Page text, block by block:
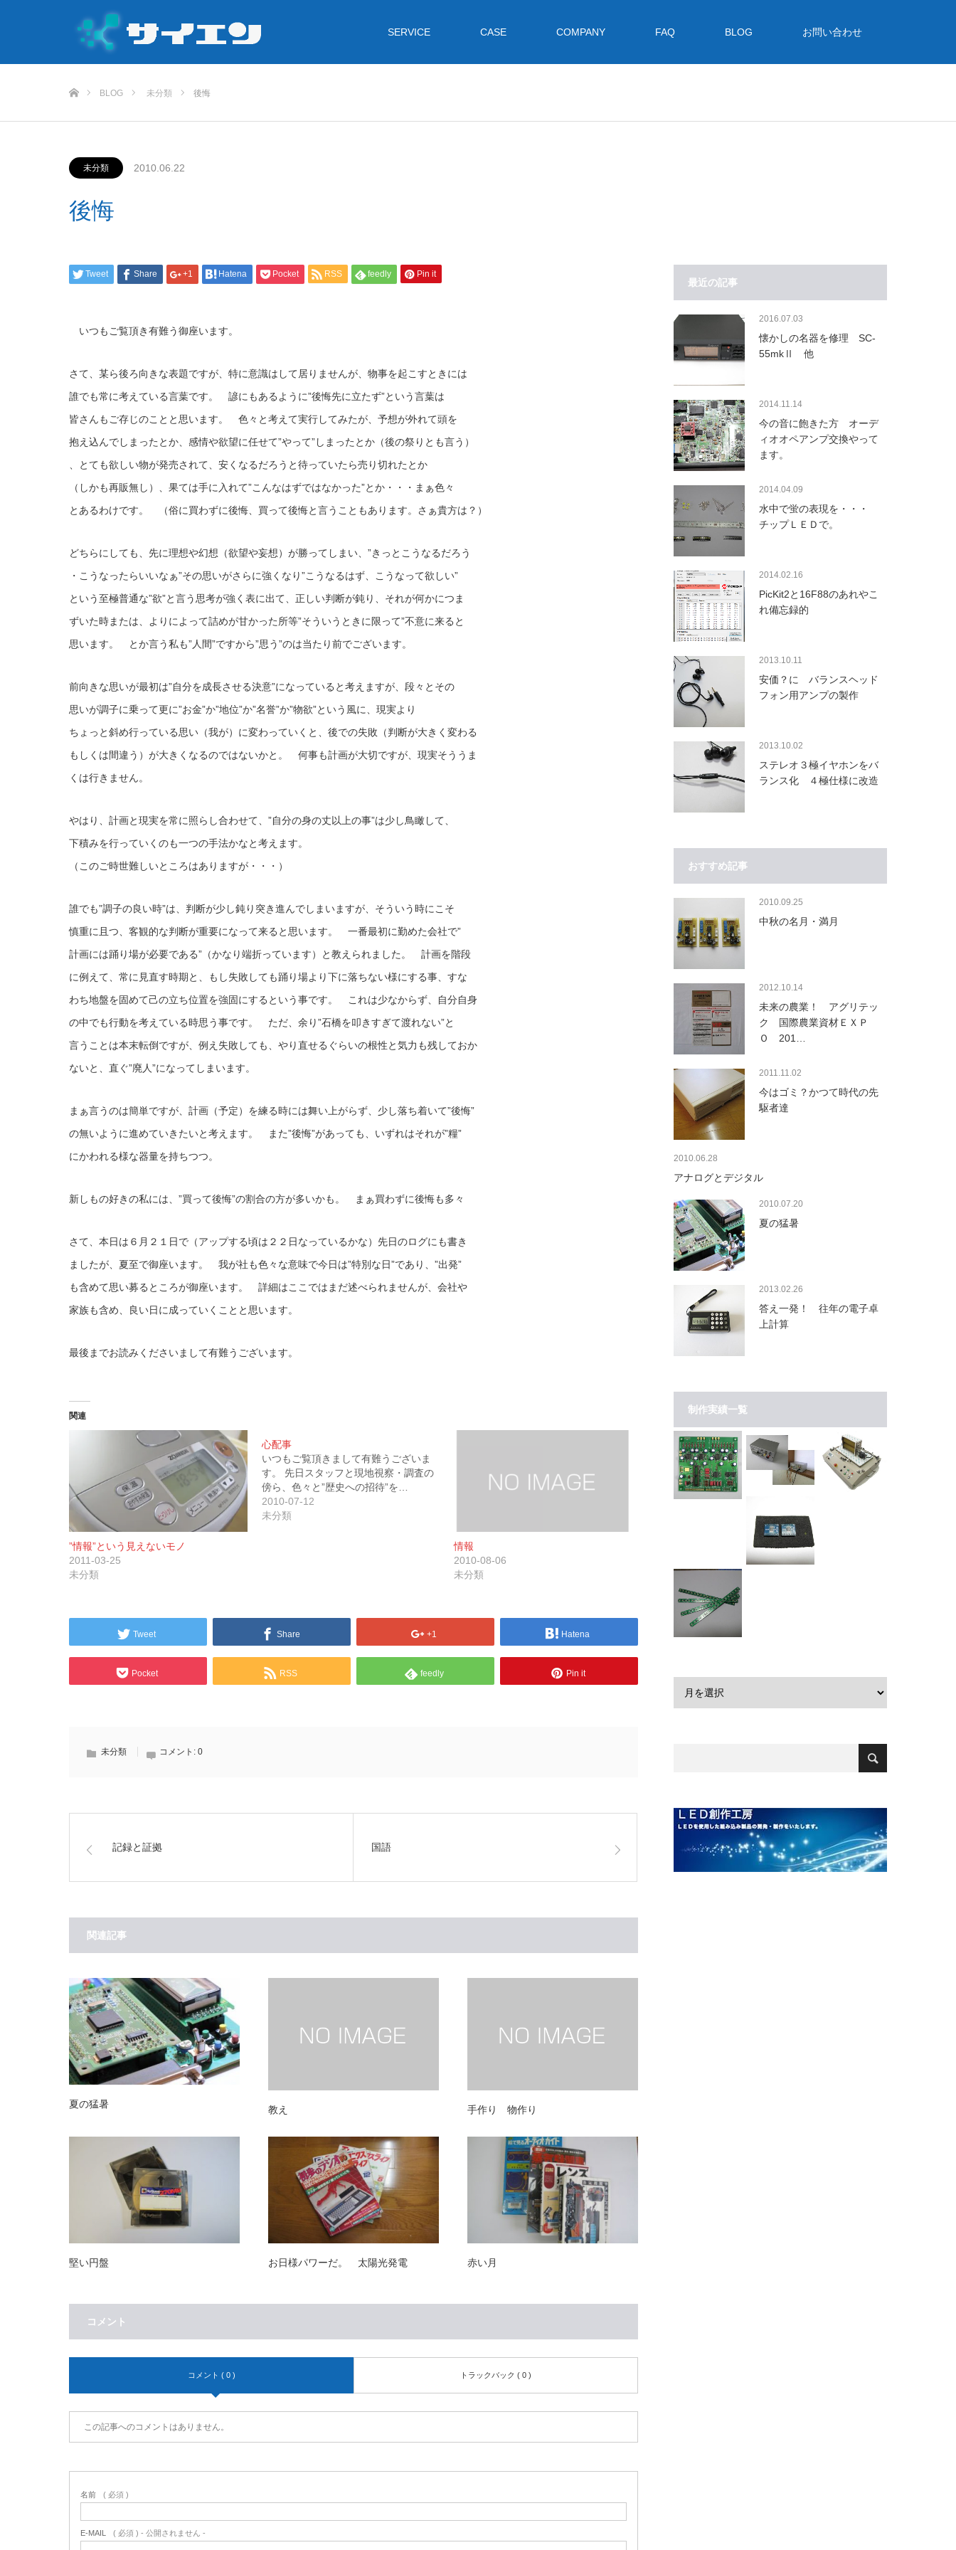
SERVICE CASE COMPANY FAQ BLOG お問い合わせ
BLOG 未分類 後悔
未分類 2010.06.22
後悔
Tweet Share +1 Hatena Pocket RSS feedly Pin it
いつもご覧頂き有難う御座います。
さて、某ら後ろ向きな表題ですが、特に意識はして居りませんが、物事を起こすときには
誰でも常に考えている言葉です。 諺にもあるように”後悔先に立たず”という言葉は
皆さんもご存じのことと思います。 色々と考えて実行してみたが、予想が外れて頭を
抱え込んでしまったとか、感情や欲望に任せて”やって”しまったとか（後の祭りとも言う）
、とても欲しい物が発売されて、安くなるだろうと待っていたら売り切れたとか
（しかも再販無し）、果ては手に入れて”こんなはずではなかった”とか・・・まぁ色々
とあるわけです。 （俗に買わずに後悔、買って後悔と言うこともあります。さぁ貴方は？）
どちらにしても、先に理想や幻想（欲望や妄想）が勝ってしまい、”きっとこうなるだろう
・こうなったらいいなぁ”その思いがさらに強くなり”こうなるはず、こうなって欲しい”
という至極普通な”欲”と言う思考が強く表に出て、正しい判断が鈍り、それが何かにつま
ずいた時または、よりによって詰めが甘かった所等”そういうときに限って”不意に来ると
思います。 とか言う私も”人間”ですから”思う”のは当たり前でございます。
前向きな思いが最初は”自分を成長させる決意”になっていると考えますが、段々とその
思いが調子に乗って更に”お金”か”地位”か”名誉”か”物欲”という風に、現実より
ちょっと斜め行っている思い（我が）に変わっていくと、後での失敗（判断が大きく変わる
もしくは間違う）が大きくなるのではないかと。 何事も計画が大切ですが、現実そううま
くは行きません。
やはり、計画と現実を常に照らし合わせて、”自分の身の丈以上の事”は少し鳥瞰して、
下積みを行っていくのも一つの手法かなと考えます。
（このご時世難しいところはありますが・・・）
誰でも”調子の良い時”は、判断が少し鈍り突き進んでしまいますが、そういう時にこそ
慎重に且つ、客観的な判断が重要になって来ると思います。 一番最初に勤めた会社で”
計画には踊り場が必要である”（かなり端折っています）と教えられました。 計画を階段
に例えて、常に見直す時期と、もし失敗しても踊り場より下に落ちない様にする事、すな
わち地盤を固めて己の立ち位置を強固にするという事です。 これは少なからず、自分自身
の中でも行動を考えている時思う事です。 ただ、余り”石橋を叩きすぎて渡れない”と
言うことは本末転倒ですが、例え失敗しても、やり直せるぐらいの根性と気力も残しておか
ないと、直ぐ”廃人”になってしまいます。
まぁ言うのは簡単ですが、計画（予定）を練る時には舞い上がらず、少し落ち着いて”後悔”
の無いように進めていきたいと考えます。 また”後悔”があっても、いずれはそれが”糧”
にかわれる様な器量を持ちつつ。
新しもの好きの私には、”買って後悔”の割合の方が多いかも。 まぁ買わずに後悔も多々
さて、本日は６月２１日で（アップする頃は２２日なっているかな）先日のログにも書き
ましたが、夏至で御座います。 我が社も色々な意味で今日は”特別な日”であり、”出発”
も含めて思い募るところが御座います。 詳細はここではまだ述べられませんが、会社や
家族も含め、良い日に成っていくことと思います。
最後までお読みくださいまして有難うございます。
関連
”情報”という見えないモノ
2011-03-25
未分類
心配事
いつもご覧頂きまして有難うございま
す。 先日スタッフと現地視察・調査の
傍ら、色々と”歴史への招待”を…
2010-07-12
未分類
情報
2010-08-06
未分類
Tweet Share +1 Hatena
Pocket RSS feedly Pin it
未分類 コメント: 0
記録と証拠 国語
関連記事
夏の猛暑
教え 手作り 物作り
堅い円盤 お日様パワーだ。 太陽光発電 赤い月
コメント
コメント ( 0 ) トラックバック ( 0 )
この記事へのコメントはありません。
名前 ( 必須 )
E-MAIL ( 必須 ) - 公開されません -
最近の記事
2016.07.03
懐かしの名器を修理 SC-
55mkⅡ 他
2014.11.14
今の音に飽きた方 オーデ
ィオオペアンプ交換やって
ます。
2014.04.09
水中で蛍の表現を・・・
チップＬＥＤで。
2014.02.16
PicKit2と16F88のあれやこ
れ備忘録的
2013.10.11
安価？に バランスヘッド
フォン用アンプの製作
2013.10.02
ステレオ３極イヤホンをバ
ランス化 ４極仕様に改造
おすすめ記事
2010.09.25
中秋の名月・満月
2012.10.14
未来の農業！ アグリテッ
ク 国際農業資材ＥＸＰ
Ｏ 201…
2011.11.02
今はゴミ？かつて時代の先
駆者達
2010.06.28
アナログとデジタル
2010.07.20
夏の猛暑
2013.02.26
答え一発！ 往年の電子卓
上計算
制作実績一覧